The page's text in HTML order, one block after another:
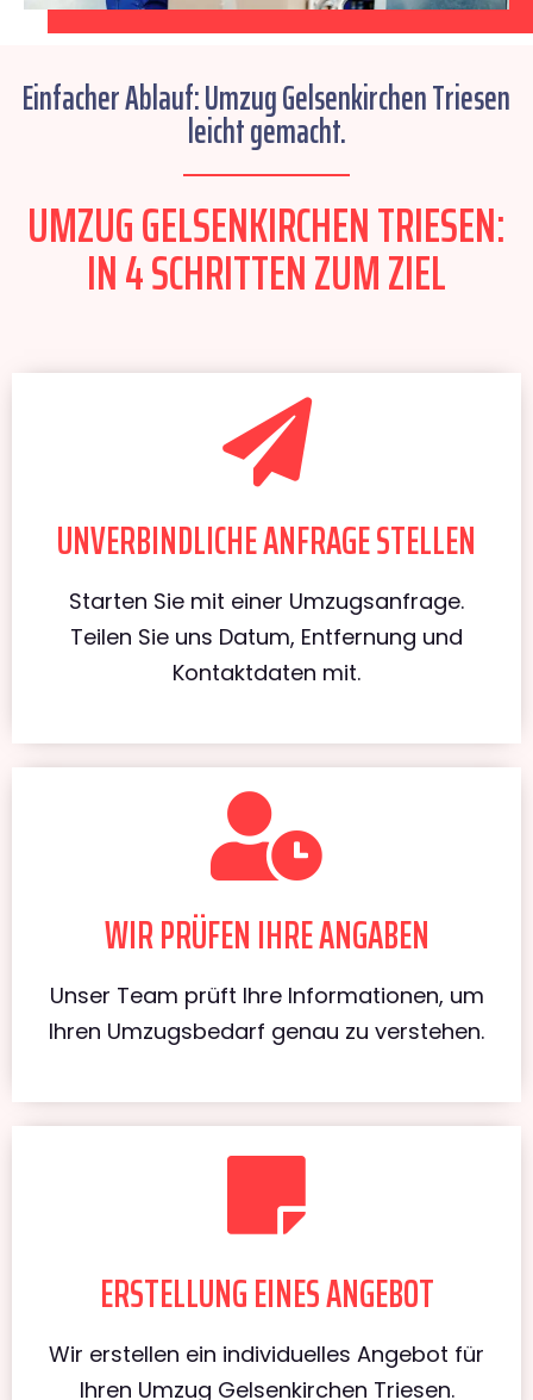
Einfacher Ablauf: Umzug Gelsenkirchen Triesen
leicht gemacht.
UMZUG GELSENKIRCHEN TRIESEN:
IN 4 SCHRITTEN ZUM ZIEL
UNVERBINDLICHE ANFRAGE STELLEN
Starten Sie mit einer Umzugsanfrage.
Teilen Sie uns Datum, Entfernung und
Kontaktdaten mit.
WIR PRÜFEN IHRE ANGABEN
Unser Team prüft Ihre Informationen, um
Ihren Umzugsbedarf genau zu verstehen.
ERSTELLUNG EINES ANGEBOT
Wir erstellen ein individuelles Angebot für
Ihren Umzug Gelsenkirchen Triesen.